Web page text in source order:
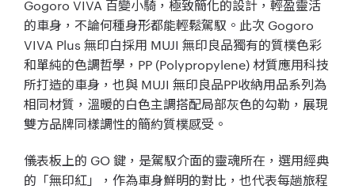
Gogoro VIVA 百變小騎，極致簡化的設計，輕盈靈活
的車身，不論何種身形都能輕鬆駕馭。此次 Gogoro
VIVA Plus 無印白採用 MUJI 無印良品獨有的質樸色彩
和單純的色調哲學，PP (Polypropylene) 材質應用科技
所打造的車身，也與 MUJI 無印良品PP收納用品系列為
相同材質，溫暖的白色主調搭配局部灰色的勾勒，展現
雙方品牌同樣調性的簡約質樸感受。
儀表板上的 GO 鍵，是駕馭介面的靈魂所在，選用經典
的「無印紅」，作為車身鮮明的對比，也代表每趟旅程